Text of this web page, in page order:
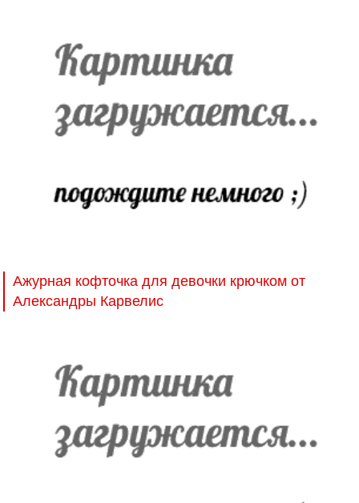
Ажурная кофточка для девочки крючком от
Александры Карвелис